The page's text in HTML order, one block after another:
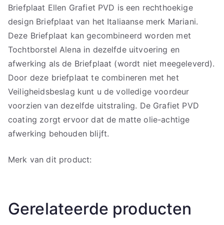
Briefplaat Ellen Grafiet PVD is een rechthoekige
design Briefplaat van het Italiaanse merk Mariani.
Deze Briefplaat kan gecombineerd worden met
Tochtborstel Alena in dezelfde uitvoering en
afwerking als de Briefplaat (wordt niet meegeleverd).
Door deze briefplaat te combineren met het
Veiligheidsbeslag kunt u de volledige voordeur
voorzien van dezelfde uitstraling. De Grafiet PVD
coating zorgt ervoor dat de matte olie-achtige
afwerking behouden blijft.
Merk van dit product:
Gerelateerde producten